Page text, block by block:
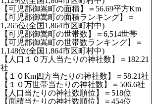
【可児郡御嵩町の面積】＝56.69平方Km
【可児郡御嵩町の面積ランキング】＝
1,265位(全国1,864市区町村中)
【可児郡御嵩町の世帯数】＝6,514世帯
【可児郡御嵩町の世帯数ランキング】＝
1,148位(全国1,864市区町村中)
【人口１０万人当たりの神社数】＝182.21
社
【１０Km四方当たりの神社数】＝58.21社
【１０万世帯当たりの神社数】＝506.6社
【人口当たりの神社数順位】＝518位
【面積当たりの神社数順位】＝454位